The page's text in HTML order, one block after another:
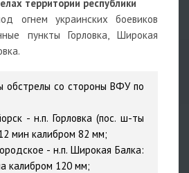
территории республики
огнем украинских боевиков
пункты Горловка, Широкая
обстрелы со стороны ВФУ по
- н.п. Горловка (пос. ш-ты
мин калибром 82 мм;
- н.п. Широкая Балка:
калибром 120 мм;